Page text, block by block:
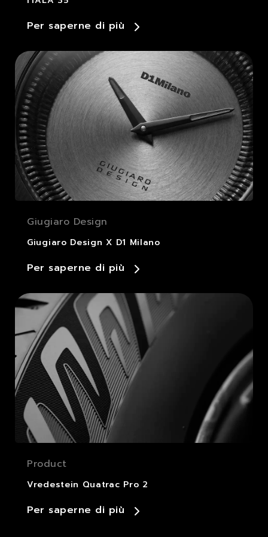
Per saperne di più
Giugiaro Design
Giugiaro Design X D1 Milano
Per saperne di più
Product
Vredestein Quatrac Pro 2
Per saperne di più